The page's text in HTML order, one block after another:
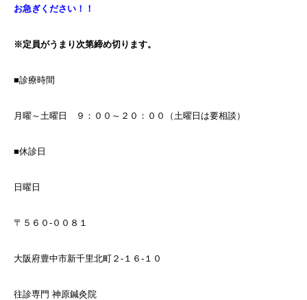
お急ぎください！！
※定員がうまり次第締め切ります。
■診療時間
月曜～土曜日 ９：００～２０：００（土曜日は要相談）
■休診日
日曜日
〒５６０-００８１
大阪府豊中市新千里北町２-１６-１０
往診専門 神原鍼灸院